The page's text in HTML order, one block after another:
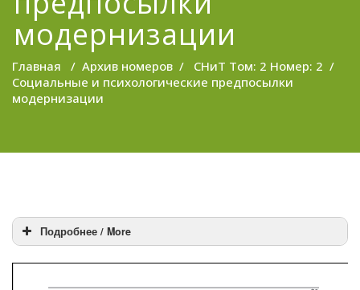
модернизации
Главная / Архив номеров / СНиТ Том: 2 Номер: 2 /
Социальные и психологические предпосылки
модернизации
Подробнее / More